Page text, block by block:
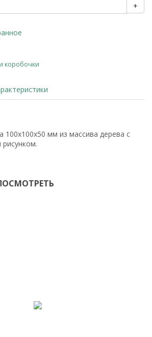
+
коробочки
100х100х50 мм из массива дерева с